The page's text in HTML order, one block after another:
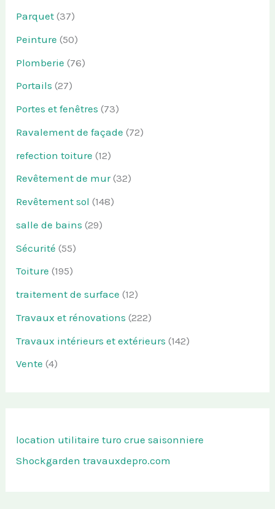
Parquet (37)
Peinture (50)
Plomberie (76)
Portails (27)
Portes et fenêtres (73)
Ravalement de façade (72)
refection toiture (12)
Revêtement de mur(32)
Revêtement sol (148)
salle de bains (29)
Sécurité (55)
Toiture (195)
traitement de surface (12)
Travaux et rénovations (222)
Travaux intérieurs et extérieurs (142)
Vente (4)
location utilitaire turo crue saisonniere
Shockgarden travauxdepro.com